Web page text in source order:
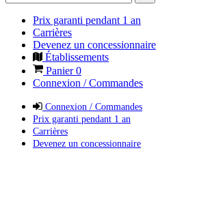
Prix garanti pendant 1 an
Carrières
Devenez un concessionnaire
Établissements
Panier0
Connexion / Commandes
Connexion / Commandes
Prix garanti pendant 1 an
Carrières
Devenez un concessionnaire